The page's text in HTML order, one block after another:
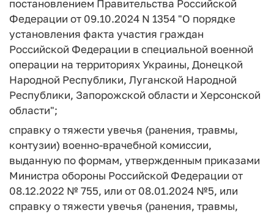
постановлением Правительства Российской
Федерации от 09.10.2024 N 1354 "О порядке
установления факта участия граждан
Российской Федерации в специальной военной
операции на территориях Украины, Донецкой
Народной Республики, Луганской Народной
Республики, Запорожской области и Херсонской
области";
справку о тяжести увечья (ранения, травмы,
контузии) военно-врачебной комиссии,
выданную по формам, утвержденным приказами
Министра обороны Российской Федерации от
08.12.2022 № 755, или от 08.01.2024 №5, или
справку о тяжести увечья (ранения, травмы,